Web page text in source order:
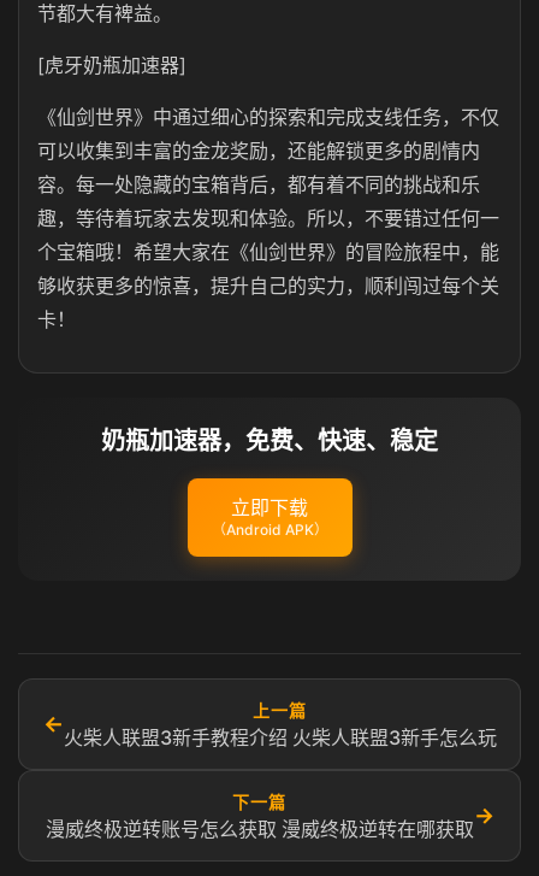
节都大有裨益。
[虎牙奶瓶加速器]
《仙剑世界》中通过细心的探索和完成支线任务，不仅
可以收集到丰富的金龙奖励，还能解锁更多的剧情内
容。每一处隐藏的宝箱背后，都有着不同的挑战和乐
趣，等待着玩家去发现和体验。所以，不要错过任何一
个宝箱哦！希望大家在《仙剑世界》的冒险旅程中，能
够收获更多的惊喜，提升自己的实力，顺利闯过每个关
卡！
奶瓶加速器，免费、快速、稳定
立即下载
（Android APK）
←
上一篇
火柴人联盟3新手教程介绍 火柴人联盟3新手怎么玩
下一篇
漫威终极逆转账号怎么获取 漫威终极逆转在哪获取
→